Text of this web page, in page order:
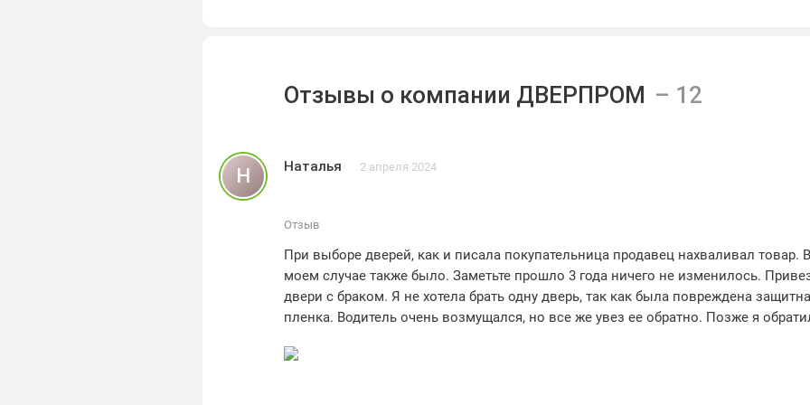
Отзывы о компании ДВЕРПРОМ
Н Наталья 2 апреля 2024
Отзыв
При выборе дверей, как и писала покупательница продавец нахваливал товар. В
моем случае также было. Заметьте прошло 3 года ничего не изменилось.
двери с браком. Я не хотела брать одну дверь, так как была повреждена
пленка. Водитель очень возмущался, но все же увез ее обратно. Позже я
магазин, больше недели вели переписку. Говорили "вы дверь приняли, значит